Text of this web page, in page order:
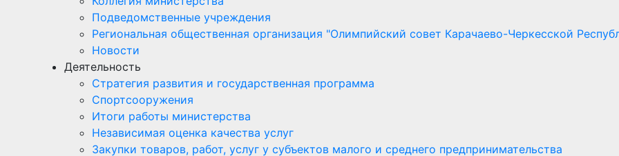
Подведомственные учреждения
Региональная общественная организация "Олимпийский совет Карачаево-Черкесской
Новости
Деятельность
Стратегия развития и государственная программа
Спортсооружения
Итоги работы министерства
Независимая оценка качества услуг
Закупки товаров, работ, услуг у субъектов малого и среднего предпринимательства